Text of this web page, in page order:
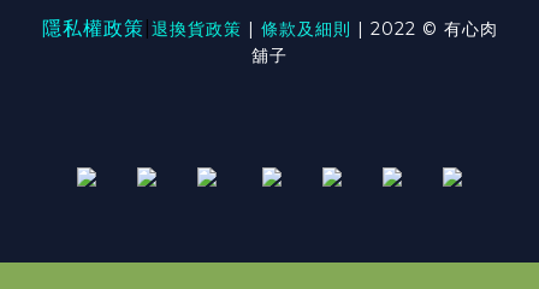
隱私權政策 退換貨政策 | 條款及細則 | 2022 © 有心肉
舖子